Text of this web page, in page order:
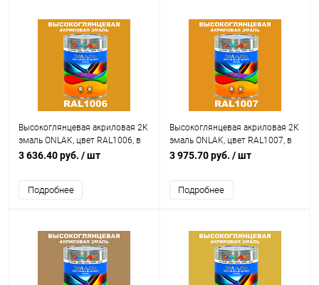
Высокоглянцевая акриловая 2К
эмаль ONLAK, цвет RAL1006, в
комплекте с отвердителем
3 636.40 руб. / шт
Подробнее
Высокоглянцевая акриловая 2К
эмаль ONLAK, цвет RAL1007, в
комплекте с отвердителем
3 975.70 руб. / шт
Подробнее